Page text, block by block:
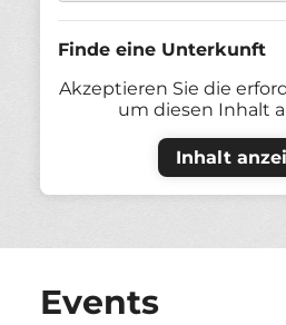
Finde eine Unterkunft
Akzeptieren Sie die
um diesen Inhalt
Inhalt
Events